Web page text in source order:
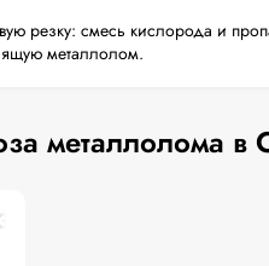
резку: смесь кислорода и
металлолом.
металлолома в